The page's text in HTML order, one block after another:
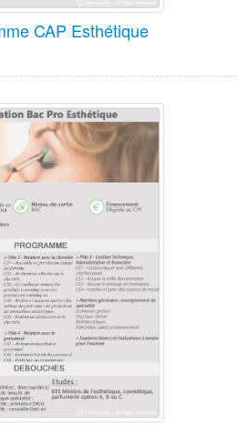
CAP Esthétique